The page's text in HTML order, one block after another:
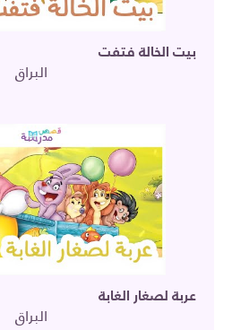
بيت الخالة فتفت
البراق
عربة لصغار الغابة
البراق